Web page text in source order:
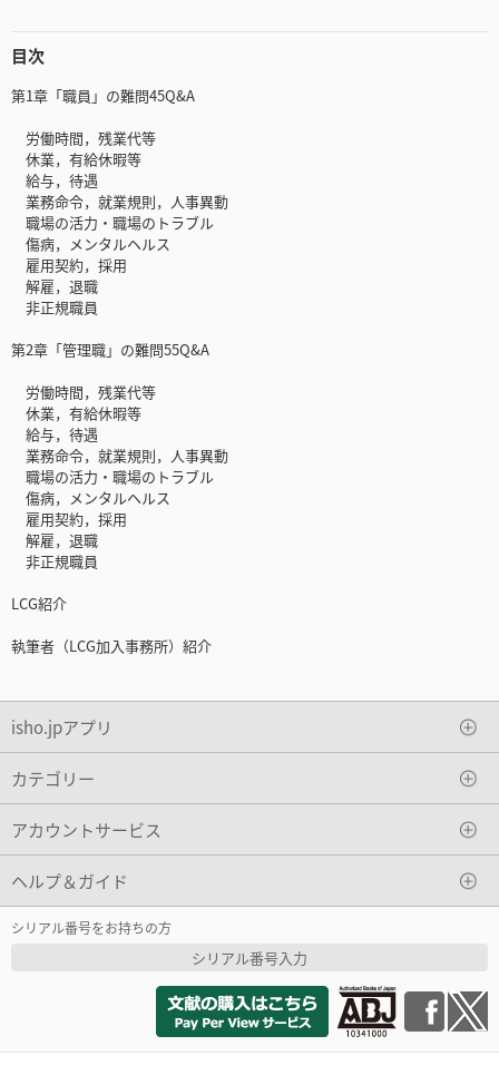
目次
第1章「職員」の難問45Q&A
労働時間，残業代等
休業，有給休暇等
給与，待遇
業務命令，就業規則，人事異動
職場の活力・職場のトラブル
傷病，メンタルヘルス
雇用契約，採用
解雇，退職
非正規職員
第2章「管理職」の難問55Q&A
労働時間，残業代等
休業，有給休暇等
給与，待遇
業務命令，就業規則，人事異動
職場の活力・職場のトラブル
傷病，メンタルヘルス
雇用契約，採用
解雇，退職
非正規職員
LCG紹介
執筆者（LCG加入事務所）紹介
isho.jpアプリ
カテゴリー
アカウントサービス
ヘルプ＆ガイド
シリアル番号をお持ちの方
シリアル番号入力